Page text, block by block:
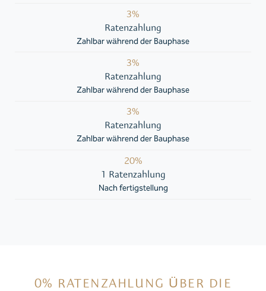
3%
Ratenzahlung
Zahlbar während der Bauphase
3%
Ratenzahlung
Zahlbar während der Bauphase
3%
Ratenzahlung
Zahlbar während der Bauphase
20%
1 Ratenzahlung
Nach fertigstellung
0% RATENZAHLUNG ÜBER DIE